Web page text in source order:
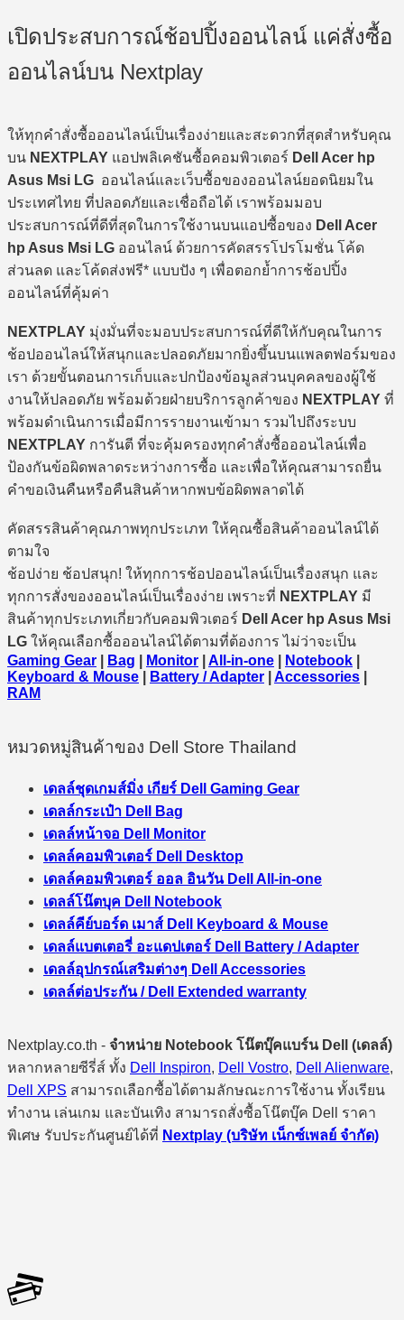
เปิดประสบการณ์ช้อปปิ้งออนไลน์ แค่สั่งซื้อ
ออนไลน์บน Nextplay
ให้ทุกคำสั่งซื้อออนไลน์เป็นเรื่องง่ายและสะดวกที่สุดสำหรับคุณ
บน NEXTPLAY แอปพลิเคชันซื้อคอมพิวเตอร์ Dell Acer hp
Asus Msi LG ออนไลน์และเว็บซื้อของออนไลน์ยอดนิยมใน
ประเทศไทย ที่ปลอดภัยและเชื่อถือได้ เราพร้อมมอบ
ประสบการณ์ที่ดีที่สุดในการใช้งานบนแอปซื้อของ Dell Acer
hp Asus Msi LG ออนไลน์ ด้วยการคัดสรรโปรโมชั่น โค้ด
ส่วนลด และโค้ดส่งฟรี* แบบปัง ๆ เพื่อตอกย้ำการช้อปปิ้ง
ออนไลน์ที่คุ้มค่า
NEXTPLAY มุ่งมั่นที่จะมอบประสบการณ์ที่ดีให้กับคุณในการ
ช้อปออนไลน์ให้สนุกและปลอดภัยมากยิ่งขึ้นบนแพลตฟอร์มของ
เรา ด้วยขั้นตอนการเก็บและปกป้องข้อมูลส่วนบุคคลของผู้ใช้
งานให้ปลอดภัย พร้อมด้วยฝ่ายบริการลูกค้าของ NEXTPLAY ที่
พร้อมดำเนินการเมื่อมีการรายงานเข้ามา รวมไปถึงระบบ
NEXTPLAY การันตี ที่จะคุ้มครองทุกคำสั่งซื้อออนไลน์เพื่อ
ป้องกันข้อผิดพลาดระหว่างการซื้อ และเพื่อให้คุณสามารถยื่น
คำขอเงินคืนหรือคืนสินค้าหากพบข้อผิดพลาดได้
คัดสรรสินค้าคุณภาพทุกประเภท ให้คุณซื้อสินค้าออนไลน์ได้
ตามใจ
ช้อปง่าย ช้อปสนุก! ให้ทุกการช้อปออนไลน์เป็นเรื่องสนุก และ
ทุกการสั่งของออนไลน์เป็นเรื่องง่าย เพราะที่ NEXTPLAY มี
สินค้าทุกประเภทเกี่ยวกับคอมพิวเตอร์ Dell Acer hp Asus Msi
LG ให้คุณเลือกซื้อออนไลน์ได้ตามที่ต้องการ ไม่ว่าจะเป็น
Gaming Gear
Bag Monitor All-in-one Notebook
Keyboard & Mouse
Battery / Adapter Accessories
RAM
หมวดหมู่สินค้าของ Dell Store Thailand
เดลล์ชุดเกมส์มิ่ง เกียร์ Dell Gaming Gear
เดลล์กระเป๋า Dell Bag
เดลล์หน้าจอ Dell Monitor
เดลล์คอมพิวเตอร์ Dell Desktop
เดลล์คอมพิวเตอร์ ออล อินวัน Dell All-in-one
เดลล์โน๊ตบุค Dell Notebook
เดลล์คีย์บอร์ด เมาส์ Dell Keyboard & Mouse
เดลล์แบตเตอรี่ อะแดปเตอร์ Dell Battery / Adapter
เดลล์อุปกรณ์เสริมต่างๆ Dell Accessories
เดลล์ต่อประกัน / Dell Extended warranty
Nextplay.co.th - จำหน่าย Notebook โน๊ตบุ๊คแบร์น Dell (เดลล์)
หลากหลายซีรี่ส์ ทั้ง Dell Inspiron, Dell Vostro, Dell Alienware,
Dell XPS สามารถเลือกซื้อได้ตามลักษณะการใช้งาน ทั้งเรียน
ทำงาน เล่นเกม และบันเทิง สามารถสั่งซื้อโน๊ตบุ๊ค Dell ราคา
พิเศษ รับประกันศูนย์ได้ที่ Nextplay (บริษัท เน็กซ์เพลย์ จำกัด)